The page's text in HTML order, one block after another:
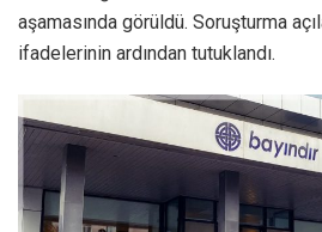
aşamasında görüldü. Soruşturma
ifadelerinin ardından tutuklandı.